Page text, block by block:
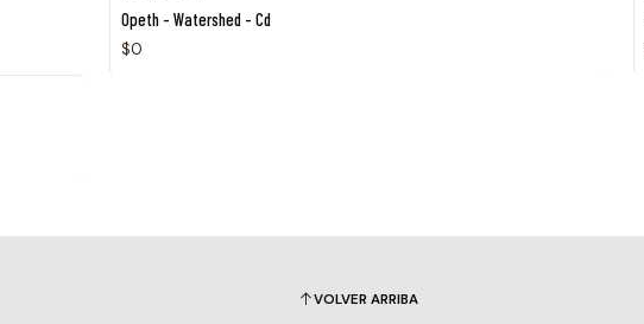
Opeth - Watershed - Cd
$0
VOLVER ARRIBA